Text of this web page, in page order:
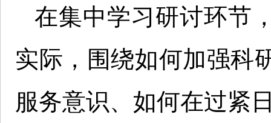
在集中学习研讨环节
实际，围绕如何加强科
服务意识、如何在过紧